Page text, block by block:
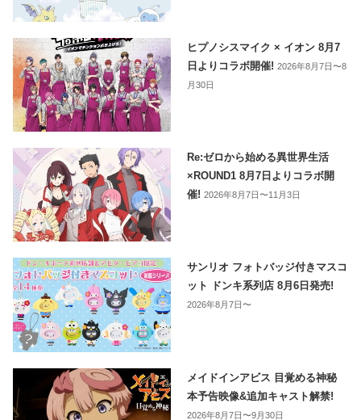
ヒプノシスマイク × イオン 8月7
日よりコラボ開催!2026年8月7日〜8
月30日
Re:ゼロから始める異世界生活
×ROUND1 8月7日よりコラボ開
催!2026年8月7日〜11月3日
サンリオ フォトバッジ付きマスコ
ット ドンキ系列店 8月6日発売!
2026年8月7日〜
メイドインアビス 目覚める神秘
本予告映像&追加キャスト解禁!
2026年8月7日〜9月30日